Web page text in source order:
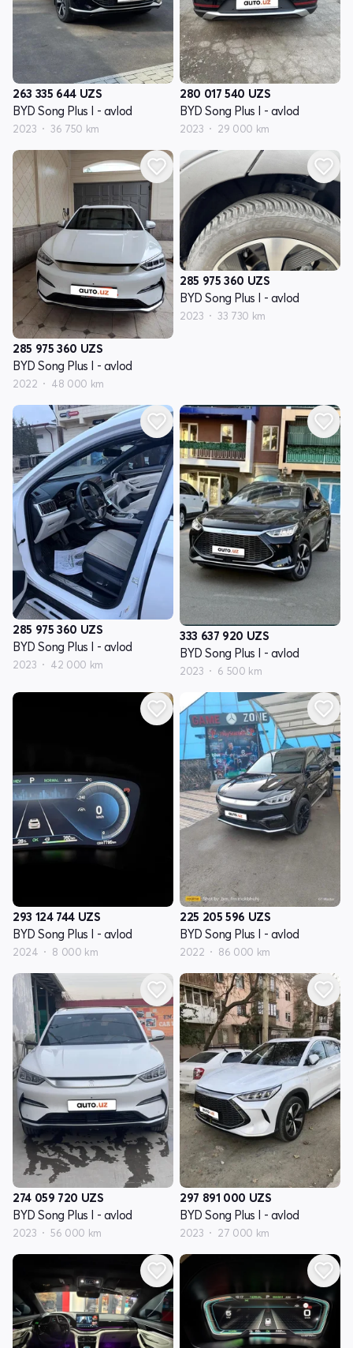
263 335 644 UZS
BYD Song Plus I - avlod
2023 36 750 km
280 017 540 UZS
BYD Song Plus I - avlod
2023 29 000 km
285 975 360 UZS
BYD Song Plus I - avlod
2022 48 000 km
285 975 360 UZS
BYD Song Plus I - avlod
2023 33 730 km
285 975 360 UZS
BYD Song Plus I - avlod
2023 42 000 km
333 637 920 UZS
BYD Song Plus I - avlod
2023 6 500 km
293 124 744 UZS
BYD Song Plus I - avlod
2024 8 000 km
225 205 596 UZS
BYD Song Plus I - avlod
2022 86 000 km
274 059 720 UZS
BYD Song Plus I - avlod
2023 56 000 km
297 891 000 UZS
BYD Song Plus I - avlod
2023 27 000 km